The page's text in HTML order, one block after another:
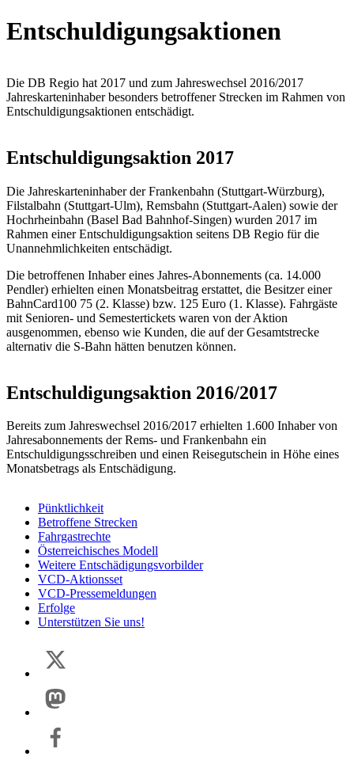
Entschuldigungsaktionen
Die DB Regio hat 2017 und zum Jahreswechsel 2016/2017
Jahreskarteninhaber besonders betroffener Strecken im Rahmen von
Entschuldigungsaktionen entschädigt.
Entschuldigungsaktion 2017
Die Jahreskarteninhaber der Frankenbahn (Stuttgart-Würzburg),
Filstalbahn (Stuttgart-Ulm), Remsbahn (Stuttgart-Aalen) sowie der
Hochrheinbahn (Basel Bad Bahnhof-Singen) wurden 2017 im
Rahmen einer Entschuldigungsaktion seitens DB Regio für die
Unannehmlichkeiten entschädigt.
Die betroffenen Inhaber eines Jahres-Abonnements (ca. 14.000
Pendler) erhielten einen Monatsbeitrag erstattet, die Besitzer einer
BahnCard100 75 (2. Klasse) bzw. 125 Euro (1. Klasse). Fahrgäste
mit Senioren- und Semestertickets waren von der Aktion
ausgenommen, ebenso wie Kunden, die auf der Gesamtstrecke
alternativ die S-Bahn hätten benutzen können.
Entschuldigungsaktion 2016/2017
Bereits zum Jahreswechsel 2016/2017 erhielten 1.600 Inhaber von
Jahresabonnements der Rems- und Frankenbahn ein
Entschuldigungsschreiben und einen Reisegutschein in Höhe eines
Monatsbetrags als Entschädigung.
Pünktlichkeit
Betroffene Strecken
Fahrgastrechte
Österreichisches Modell
Weitere Entschädigungsvorbilder
VCD-Aktionsset
VCD-Pressemeldungen
Erfolge
Unterstützen Sie uns!